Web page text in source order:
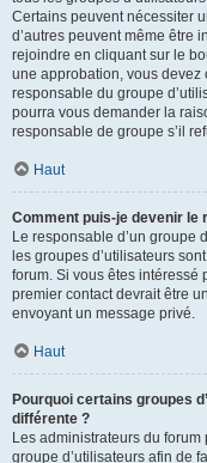
Certains peuvent nécessiter
d’autres peuvent même être
rejoindre en cliquant sur le
une approbation, vous
responsable du groupe
pourra vous demander la
responsable de groupe s’il
Haut
Comment puis-je devenir le
Le responsable d’un groupe
les groupes d’utilisateurs
forum. Si vous êtes intéressé
premier contact devrait être
envoyant un message privé.
Haut
Pourquoi certains groupes
différente ?
Les administrateurs du
groupe d’utilisateurs afin de